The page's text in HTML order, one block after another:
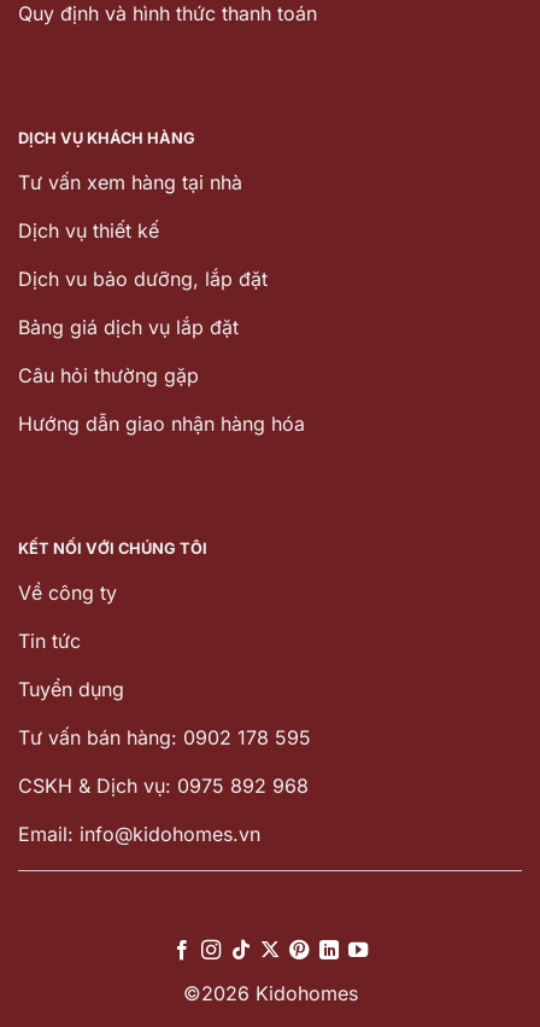
Quy định và hình thức thanh toán
DỊCH VỤ KHÁCH HÀNG
Tư vấn xem hàng tại nhà
Dịch vụ thiết kế
Dịch vu bảo dưỡng, lắp đặt
Bảng giá dịch vụ lắp đặt
Câu hỏi thường gặp
Hướng dẫn giao nhận hàng hóa
KẾT NỐI VỚI CHÚNG TÔI
Về công ty
Tin tức
Tuyển dụng
Tư vấn bán hàng: 0902 178 595
CSKH & Dịch vụ: 0975 892 968
Email: info@kidohomes.vn
©2026 Kidohomes